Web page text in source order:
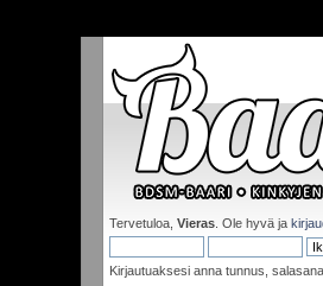
Tervetuloa,Vieras . Ole hyvä ja
Kirjautuaksesi anna tunnus,